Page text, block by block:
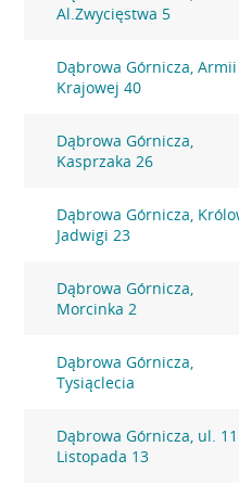
Al.Zwycięstwa 5
Dąbrowa Górnicza, Armii
Krajowej 40
Dąbrowa Górnicza,
Kasprzaka 26
Dąbrowa Górnicza,
Jadwigi 23
Dąbrowa Górnicza,
Morcinka 2
Dąbrowa Górnicza,
Tysiąclecia
Dąbrowa Górnicza, ul. 11
Listopada 13